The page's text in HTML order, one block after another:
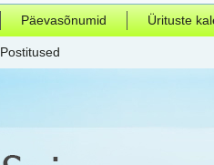
Päevasõnumid Ürituste
Postitused